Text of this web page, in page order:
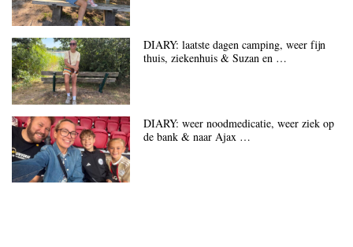
DIARY: laatste dagen camping, weer fijn
thuis, ziekenhuis & Suzan en …
DIARY: weer noodmedicatie, weer ziek op
de bank & naar Ajax …